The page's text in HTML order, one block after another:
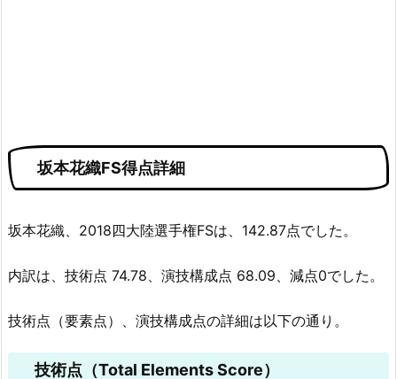
坂本花織FS得点詳細
坂本花織、2018四大陸選手権FSは、142.87点でした。
内訳は、技術点 74.78、演技構成点 68.09、減点0でした。
技術点（要素点）、演技構成点の詳細は以下の通り。
技術点（Total Elements Score）